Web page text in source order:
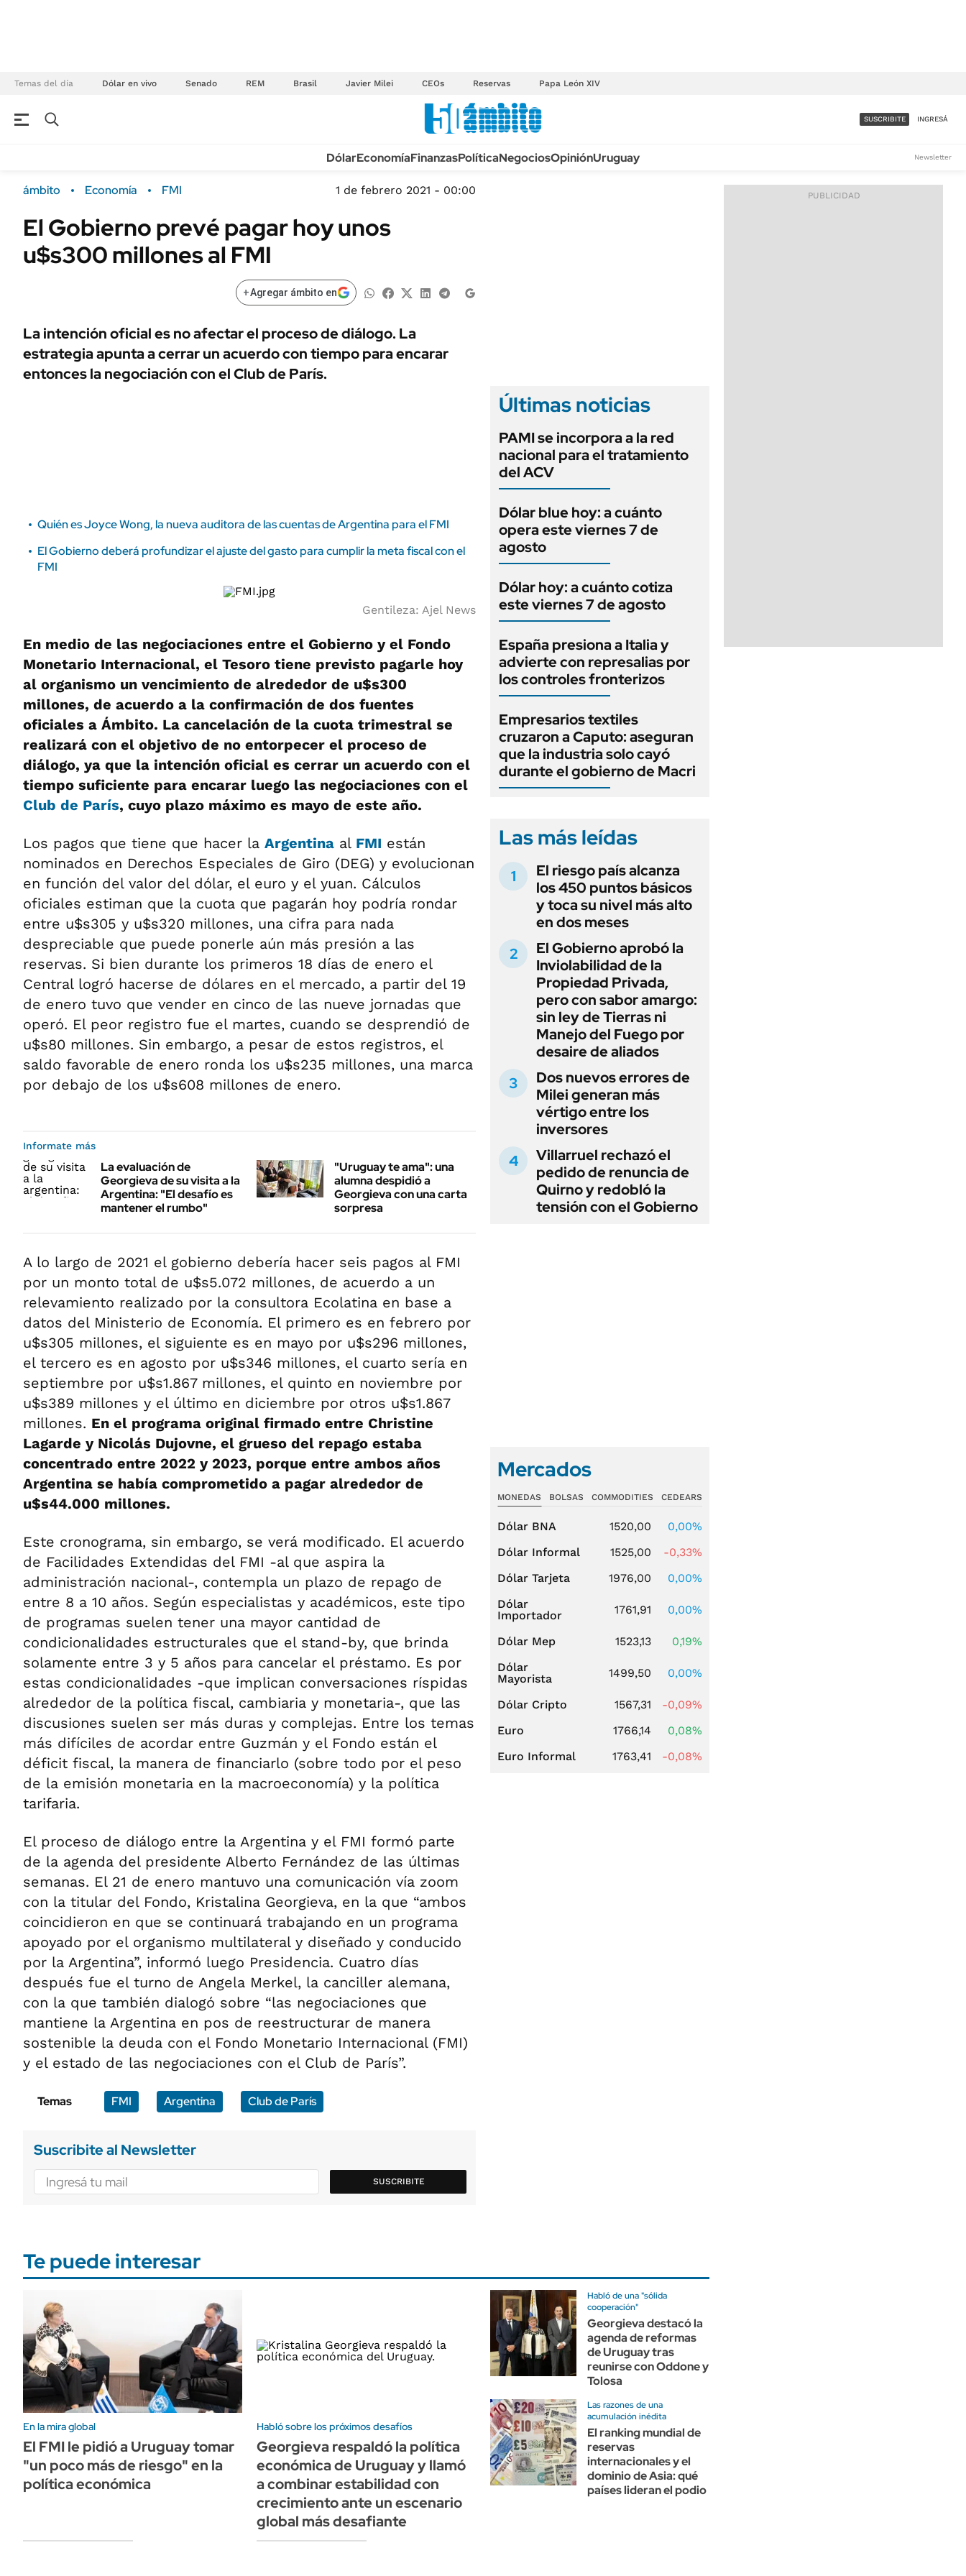
Temas del día Dólar en vivo Senado REM Brasil Javier Milei CEOs Reservas Papa León XIV
Campo
FINANZAS
ÁMBITO DEBATE
MEDIAKIT AMBITO DEBATE
Sustentabilidad
Seguros
POLÍTICA
URUGUAY
TECNOLOGÍA
MÉXICO
MUNDO
LIFESTYLE
AUTOS
ACCESO FULL - $1.800/MES
SUSCRIBITE INGRESÁ
DólarEconomíaFinanzasPolíticaNegociosOpiniónUruguay Newsletter
ámbito Economía FMI 1 de febrero 2021 - 00:00
El Gobierno prevé pagar hoy unos
u$s300 millones al FMI
+Agregar ámbito en
La intención oficial es no afectar el proceso de diálogo. La
estrategia apunta a cerrar un acuerdo con tiempo para encarar
entonces la negociación con el Club de París.
Quién es Joyce Wong, la nueva auditora de las cuentas de Argentina para el FMI
El Gobierno deberá profundizar el ajuste del gasto para cumplir la meta fiscal con el
FMI
Gentileza: Ajel News
En medio de las negociaciones entre el Gobierno y el Fondo
Monetario Internacional, el Tesoro tiene previsto pagarle hoy
al organismo un vencimiento de alrededor de u$s300
millones, de acuerdo a la confirmación de dos fuentes
oficiales a Ámbito. La cancelación de la cuota trimestral se
realizará con el objetivo de no entorpecer el proceso de
diálogo, ya que la intención oficial es cerrar un acuerdo con el
tiempo suficiente para encarar luego las negociaciones con el
Club de París, cuyo plazo máximo es mayo de este año.
Los pagos que tiene que hacer la Argentina al FMI están
nominados en Derechos Especiales de Giro (DEG) y evolucionan
en función del valor del dólar, el euro y el yuan. Cálculos
oficiales estiman que la cuota que pagarán hoy podría rondar
entre u$s305 y u$s320 millones, una cifra para nada
despreciable que puede ponerle aún más presión a las
reservas. Si bien durante los primeros 18 días de enero el
Central logró hacerse de dólares en el mercado, a partir del 19
de enero tuvo que vender en cinco de las nueve jornadas que
operó. El peor registro fue el martes, cuando se desprendió de
u$s80 millones. Sin embargo, a pesar de estos registros, el
saldo favorable de enero ronda los u$s235 millones, una marca
por debajo de los u$s608 millones de enero.
Informate más
La evaluación de
Georgieva de su visita a la
Argentina: "El desafío es
mantener el rumbo"
"Uruguay te ama": una
alumna despidió a
Georgieva con una carta
sorpresa
A lo largo de 2021 el gobierno debería hacer seis pagos al FMI
por un monto total de u$s5.072 millones, de acuerdo a un
relevamiento realizado por la consultora Ecolatina en base a
datos del Ministerio de Economía. El primero es en febrero por
u$s305 millones, el siguiente es en mayo por u$s296 millones,
el tercero es en agosto por u$s346 millones, el cuarto sería en
septiembre por u$s1.867 millones, el quinto en noviembre por
u$s389 millones y el último en diciembre por otros u$s1.867
millones. En el programa original firmado entre Christine
Lagarde y Nicolás Dujovne, el grueso del repago estaba
concentrado entre 2022 y 2023, porque entre ambos años
Argentina se había comprometido a pagar alrededor de
u$s44.000 millones.
Este cronograma, sin embargo, se verá modificado. El acuerdo
de Facilidades Extendidas del FMI -al que aspira la
administración nacional-, contempla un plazo de repago de
entre 8 a 10 años. Según especialistas y académicos, este tipo
de programas suelen tener una mayor cantidad de
condicionalidades estructurales que el stand-by, que brinda
solamente entre 3 y 5 años para cancelar el préstamo. Es por
estas condicionalidades -que implican conversaciones ríspidas
alrededor de la política fiscal, cambiaria y monetaria-, que las
discusiones suelen ser más duras y complejas. Entre los temas
más difíciles de acordar entre Guzmán y el Fondo están el
déficit fiscal, la manera de financiarlo (sobre todo por el peso
de la emisión monetaria en la macroeconomía) y la política
tarifaria.
El proceso de diálogo entre la Argentina y el FMI formó parte
de la agenda del presidente Alberto Fernández de las últimas
semanas. El 21 de enero mantuvo una comunicación vía zoom
con la titular del Fondo, Kristalina Georgieva, en la que “ambos
coincidieron en que se continuará trabajando en un programa
apoyado por el organismo multilateral y diseñado y conducido
por la Argentina”, informó luego Presidencia. Cuatro días
después fue el turno de Angela Merkel, la canciller alemana,
con la que también dialogó sobre “las negociaciones que
mantiene la Argentina en pos de reestructurar de manera
sostenible la deuda con el Fondo Monetario Internacional (FMI)
y el estado de las negociaciones con el Club de París”.
Temas FMI Argentina Club de París
Suscribite al Newsletter
SUSCRIBITE
Últimas noticias
PAMI se incorpora a la red
nacional para el tratamiento
del ACV
Dólar blue hoy: a cuánto
opera este viernes 7 de
agosto
Dólar hoy: a cuánto cotiza
este viernes 7 de agosto
España presiona a Italia y
advierte con represalias por
los controles fronterizos
Empresarios textiles
cruzaron a Caputo: aseguran
que la industria solo cayó
durante el gobierno de Macri
Las más leídas
El riesgo país alcanza
los 450 puntos básicos
y toca su nivel más alto
en dos meses
El Gobierno aprobó la
Inviolabilidad de la
Propiedad Privada,
pero con sabor amargo:
sin ley de Tierras ni
Manejo del Fuego por
desaire de aliados
Dos nuevos errores de
Milei generan más
vértigo entre los
inversores
Villarruel rechazó el
pedido de renuncia de
Quirno y redobló la
tensión con el Gobierno
Mercados
MONEDAS BOLSAS COMMODITIES CEDEARS
Dólar BNA 1520,00
0,00%
Dólar Informal
1525,00
-0,33%
Dólar Tarjeta
1976,00
0,00%
Dólar
Importador
1761,91 0,00%
Dólar Mep 1523,13
0,19%
Dólar
Mayorista
1499,50 0,00%
Dólar Cripto 1567,31
-0,09%
Euro
1766,14
0,08%
Euro Informal
1763,41 -0,08%
Te puede interesar
En la mira global
El FMI le pidió a Uruguay tomar
"un poco más de riesgo" en la
política económica
Habló sobre los próximos desafíos
Georgieva respaldó la política
económica de Uruguay y llamó
a combinar estabilidad con
crecimiento ante un escenario
global más desafiante
Habló de una "sólida
cooperación"
Georgieva destacó la
agenda de reformas
de Uruguay tras
reunirse con Oddone y
Tolosa
Las razones de una
acumulación inédita
El ranking mundial de
reservas
internacionales y el
dominio de Asia: qué
países lideran el podio